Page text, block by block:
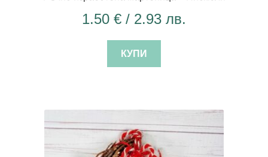
1.50 € / 2.93 лв.
КУПИ